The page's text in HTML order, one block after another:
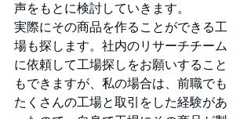
声をもとに検討していきます。
実際にその商品を作ることができる工
場も探します。社内のリサーチチーム
に依頼して工場探しをお願いすること
もできますが、私の場合は、前職でも
たくさんの工場と取引をした経験があ